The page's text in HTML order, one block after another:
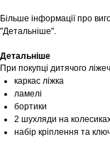
Більше інформації про
"Детальніше".
Детальніше
При покупці дитячого
каркас ліжка
ламелі
бортики
2 шухляди на
набір кріплення та